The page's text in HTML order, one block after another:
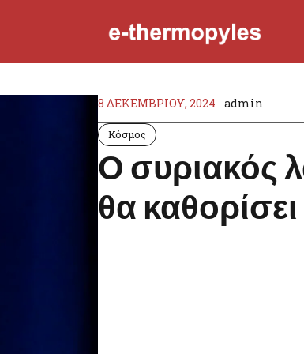
8 ΔΕΚΕΜΒΡΊΟΥ, 2024 admin
Κόσμος
Ο συριακός
θα